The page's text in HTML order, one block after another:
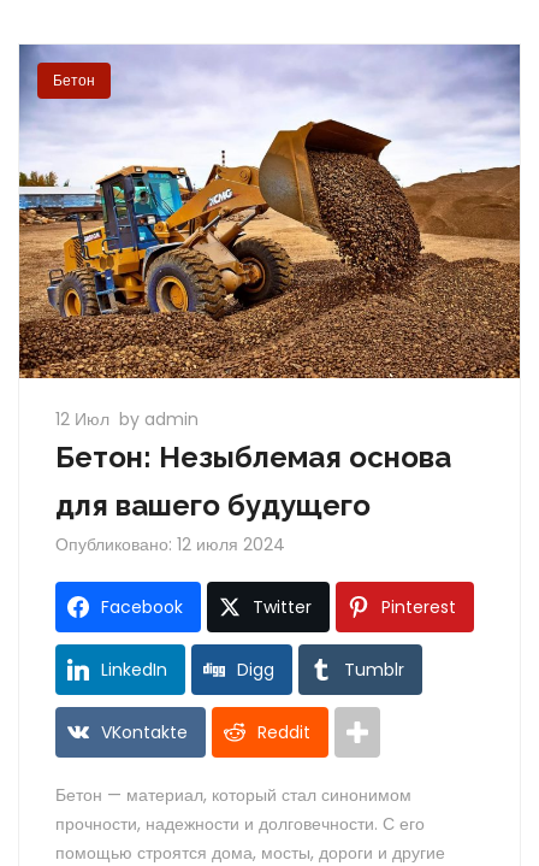
Бетон
12 Июл by admin
Бетон: Незыблемая основа
для вашего будущего
Опубликовано: 12 июля 2024
Facebook Twitter Pinterest
LinkedIn Digg Tumblr
VKontakte Reddit
Бетон — материал, который стал синонимом
прочности, надежности и долговечности. С его
помощью строятся дома, мосты, дороги и другие